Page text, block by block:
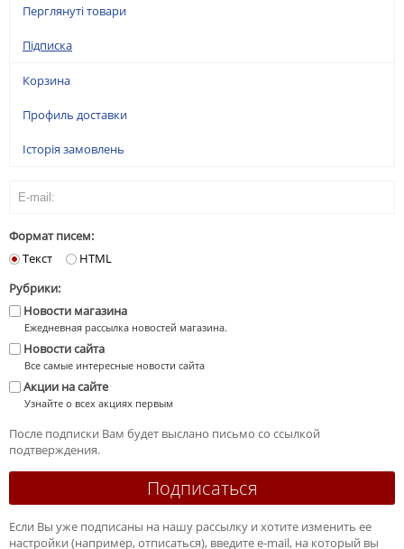
Перглянуті товари
Підписка
Корзина
Профиль доставки
Історія замовлень
Формат писем:
Текст
HTML
Рубрики:
Новости магазина
Ежедневная рассылка новостей магазина.
Новости сайта
Все самые интересные новости сайта
Акции на сайте
Узнайте о всех акциях первым
После подписки Вам будет выслано письмо со ссылкой
подтверждения.
Если Вы уже подписаны на нашу рассылку и хотите изменить ее
настройки (например, отписаться), введите e-mail, на который вы